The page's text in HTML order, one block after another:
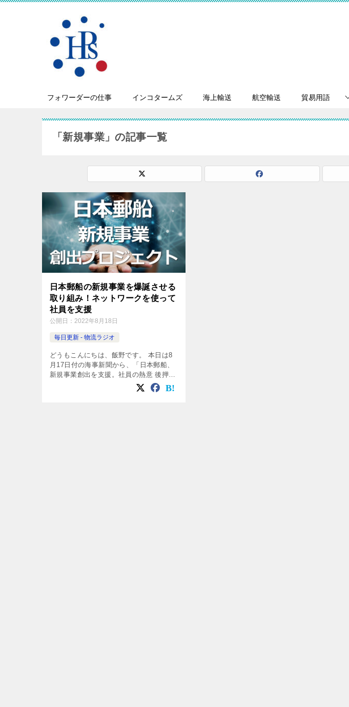
フォワーダーの仕事 インコタームズ 海上輸送 航空輸送 貿易用語
「新規事業」の記事一覧
日本郵船の新規事業を爆誕させる
取り組み！ネットワークを使って
社員を支援
公開日： 2022年8月18日
毎日更新 - 物流ラジオ
どうもこんにちは、飯野です。 本日は8
月17日付の海事新聞から、「日本郵船、
新規事業創出を支援。社員の熱意 後押
し」についてお話していきたいと思いま
す。 2022年8月18日イーノさんの物流ラ